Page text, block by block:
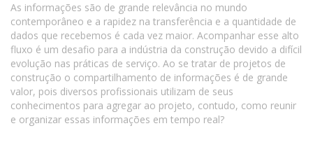
As informações são de grande relevância no mundo
contemporâneo e a rapidez na transferência e a quantidade de
dados que recebemos é cada vez maior. Acompanhar esse alto
fluxo é um desafio para a indústria da construção devido a difícil
evolução nas práticas de serviço. Ao se tratar de projetos de
construção o compartilhamento de informações é de grande
valor, pois diversos profissionais utilizam de seus
conhecimentos para agregar ao projeto, contudo, como reunir
e organizar essas informações em tempo real?